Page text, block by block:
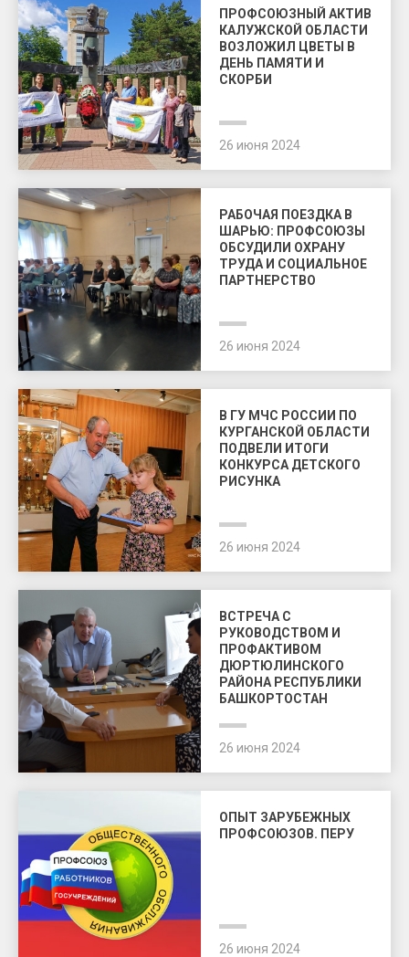
ПРОФСОЮЗНЫЙ АКТИВ
КАЛУЖСКОЙ ОБЛАСТИ
ВОЗЛОЖИЛ ЦВЕТЫ В
ДЕНЬ ПАМЯТИ И
СКОРБИ
26 июня 2024
РАБОЧАЯ ПОЕЗДКА В
ШАРЬЮ: ПРОФСОЮЗЫ
ОБСУДИЛИ ОХРАНУ
ТРУДА И СОЦИАЛЬНОЕ
ПАРТНЕРСТВО
26 июня 2024
В ГУ МЧС РОССИИ ПО
КУРГАНСКОЙ ОБЛАСТИ
ПОДВЕЛИ ИТОГИ
КОНКУРСА ДЕТСКОГО
РИСУНКА
26 июня 2024
ВСТРЕЧА С
РУКОВОДСТВОМ И
ПРОФАКТИВОМ
ДЮРТЮЛИНСКОГО
РАЙОНА РЕСПУБЛИКИ
БАШКОРТОСТАН
26 июня 2024
ОПЫТ ЗАРУБЕЖНЫХ
ПРОФСОЮЗОВ. ПЕРУ
26 июня 2024